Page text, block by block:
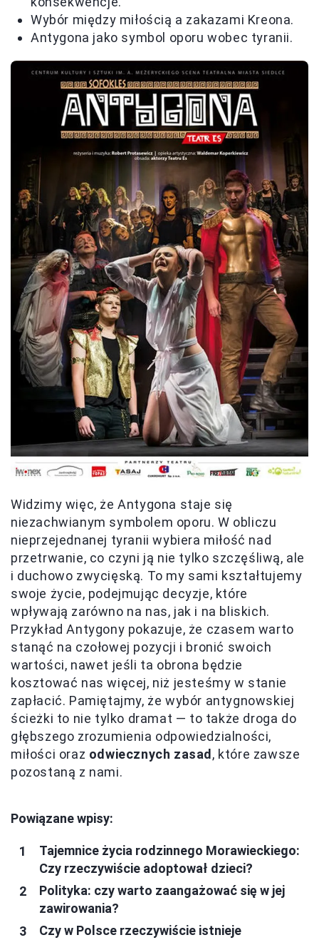
Wybór między miłością a zakazami Kreona.
Antygona jako symbol oporu wobec tyranii.
Widzimy więc, że Antygona staje się
niezachwianym symbolem oporu. W obliczu
nieprzejednanej tyranii wybiera miłość nad
przetrwanie, co czyni ją nie tylko szczęśliwą, ale
i duchowo zwycięską. To my sami kształtujemy
swoje życie, podejmując decyzje, które
wpływają zarówno na nas, jak i na bliskich.
Przykład Antygony pokazuje, że czasem warto
stanąć na czołowej pozycji i bronić swoich
wartości, nawet jeśli ta obrona będzie
kosztować nas więcej, niż jesteśmy w stanie
zapłacić. Pamiętajmy, że wybór antygnowskiej
ścieżki to nie tylko dramat — to także droga do
głębszego zrozumienia odpowiedzialności,
miłości oraz odwiecznych zasad , które zawsze
pozostaną z nami.
Powiązane wpisy:
Tajemnice życia rodzinnego Morawieckiego:
Czy rzeczywiście adoptował dzieci?
Polityka: czy warto zaangażować się w jej
zawirowania?
Czy w Polsce rzeczywiście istnieje